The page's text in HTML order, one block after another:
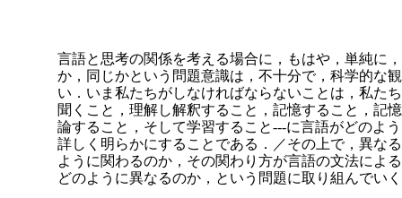
言語と思考の関係を考える場合に，もはや，単純に
か，同じかという問題意識は，不十分で，科学的な
い．いま私たちがしなければならないことは，私た
聞くこと，理解し解釈すること，記憶すること，記
論すること，そして学習すること---に言語がどのよ
詳しく明らかにすることである．／その上で，異な
ように関わるのか，その関わり方が言語の文法によ
どのように異なるのか，という問題に取り 組んでい